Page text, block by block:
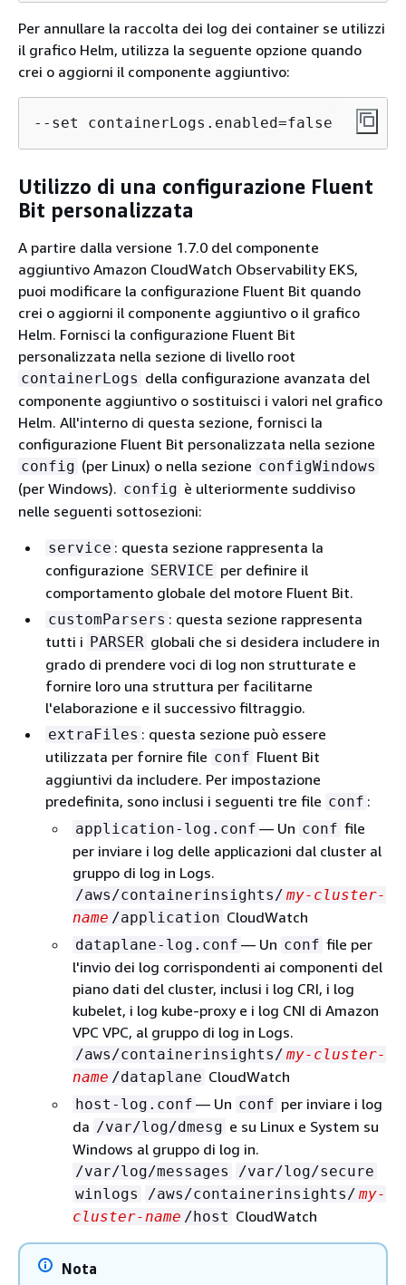
Per annullare la raccolta dei log dei container se utilizzi
il grafico Helm, utilizza la seguente opzione quando
crei o aggiorni il componente aggiuntivo:
--set containerLogs.enabled=false
Utilizzo di una configurazione Fluent
Bit personalizzata
A partire dalla versione 1.7.0 del componente
aggiuntivo Amazon CloudWatch Observability EKS,
puoi modificare la configurazione Fluent Bit quando
crei o aggiorni il componente aggiuntivo o il grafico
Helm. Fornisci la configurazione Fluent Bit
personalizzata nella sezione di livello root
containerLogs della configurazione avanzata del
componente aggiuntivo o sostituisci i valori nel grafico
Helm. All'interno di questa sezione, fornisci la
configurazione Fluent Bit personalizzata nella sezione
config (per Linux) o nella sezione configWindows
(per Windows). config è ulteriormente suddiviso
nelle seguenti sottosezioni:
service : questa sezione rappresenta la
configurazione SERVICE per definire il
comportamento globale del motore Fluent Bit.
customParsers : questa sezione rappresenta
tutti i PARSER globali che si desidera includere in
grado di prendere voci di log non strutturate e
fornire loro una struttura per facilitarne
l'elaborazione e il successivo filtraggio.
extraFiles : questa sezione può essere
utilizzata per fornire file conf Fluent Bit
aggiuntivi da includere. Per impostazione
predefinita, sono inclusi i seguenti tre file conf :
application-log.conf — Un conf file
per inviare i log delle applicazioni dal cluster al
gruppo di log in Logs.
/aws/containerinsights/ my-cluster-
name /application CloudWatch
dataplane-log.conf — Un conf file per
l'invio dei log corrispondenti ai componenti del
piano dati del cluster, inclusi i log CRI, i log
kubelet, i log kube-proxy e i log CNI di Amazon
VPC VPC, al gruppo di log in Logs.
/aws/containerinsights/ my-cluster-
name /dataplane CloudWatch
host-log.conf — Un conf per inviare i log
da /var/log/dmesg e su Linux e System su
Windows al gruppo di log in.
/var/log/messages
/var/log/secure
winlogs
/aws/containerinsights/ my-
cluster-name /host CloudWatch
Nota